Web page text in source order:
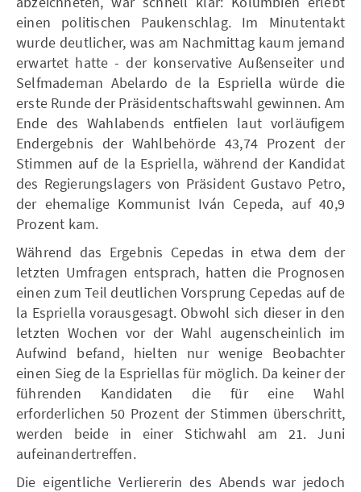
einen politischen Paukenschlag. Im Minutentakt
wurde deutlicher, was am Nachmittag kaum jemand
erwartet hatte - der konservative Außenseiter und
Selfmademan Abelardo de la Espriella würde die
erste Runde der Präsidentschaftswahl gewinnen. Am
Ende des Wahlabends entfielen laut vorläufigem
Endergebnis der Wahlbehörde 43,74 Prozent der
Stimmen auf de la Espriella, während der Kandidat
des Regierungslagers von Präsident Gustavo Petro,
der ehemalige Kommunist Iván Cepeda, auf 40,9
Prozent kam.
Während das Ergebnis Cepedas in etwa dem der
letzten Umfragen entsprach, hatten die Prognosen
einen zum Teil deutlichen Vorsprung Cepedas auf de
la Espriella vorausgesagt. Obwohl sich dieser in den
letzten Wochen vor der Wahl augenscheinlich im
Aufwind befand, hielten nur wenige Beobachter
einen Sieg de la Espriellas für möglich. Da keiner der
führenden Kandidaten die für eine Wahl
erforderlichen 50 Prozent der Stimmen überschritt,
werden beide in einer Stichwahl am 21. Juni
aufeinandertreffen.
Die eigentliche Verliererin des Abends war jedoch